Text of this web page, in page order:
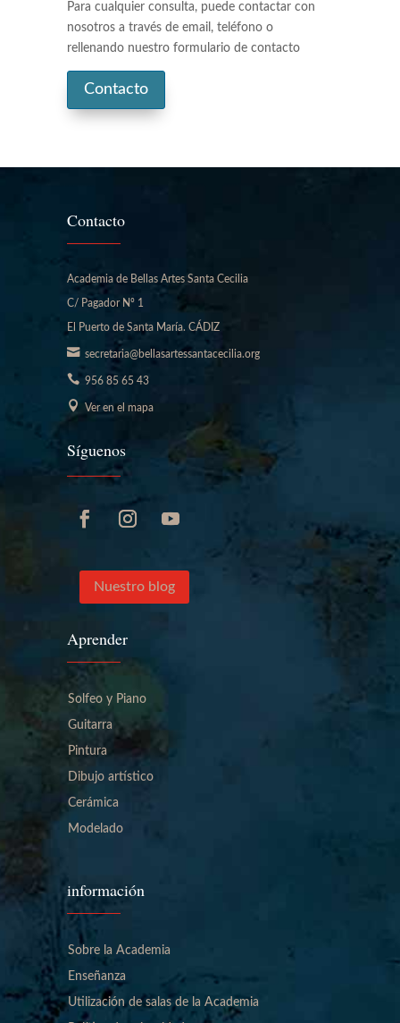
Para cualquier consulta, puede contactar con
nosotros a través de email, teléfono o
rellenando nuestro formulario de contacto
Contacto
Contacto
Academia de Bellas Artes Santa Cecilia
C/ Pagador Nº 1
El Puerto de Santa María. CÁDIZ
secretaria@bellasartessantacecilia.org
956 85 65 43
Ver en el mapa
Síguenos
Nuestro blog
Aprender
Solfeo y Piano
Guitarra
Pintura
Dibujo artístico
Cerámica
Modelado
información
Sobre la Academia
Enseñanza
Utilización de salas de la Academia